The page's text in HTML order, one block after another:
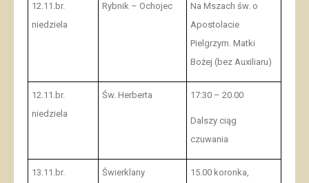
12.11.br.
niedziela
Rybnik – Ochojec
Na Mszach św. o
Apostolacie
Pielgrzym. Matki
Bożej (bez Auxiliaru)
12.11.br.
niedziela
Św. Herberta 17:30 – 20.00
Dalszy ciąg
czuwania
13.11.br.
Świerklany
15.00 koronka,